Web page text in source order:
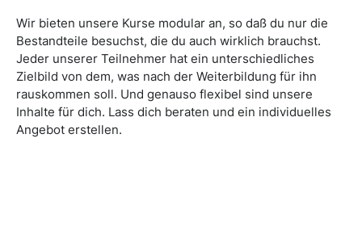
Wir bieten unsere Kurse modular an, so daß du nur die
Bestandteile besuchst, die du auch wirklich brauchst.
Jeder unserer Teilnehmer hat ein unterschiedliches
Zielbild von dem, was nach der Weiterbildung für ihn
rauskommen soll. Und genauso flexibel sind unsere
Inhalte für dich. Lass dich beraten und ein individuelles
Angebot erstellen.